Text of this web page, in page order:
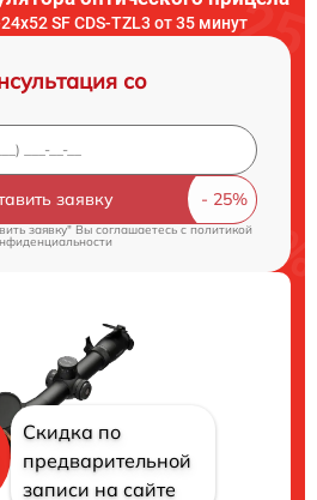
SF CDS-TZL3 от 35 минут
со
заявку
заявку" Вы соглашаетесь cполитикой
Скидка по
предварительной
записи на сайте